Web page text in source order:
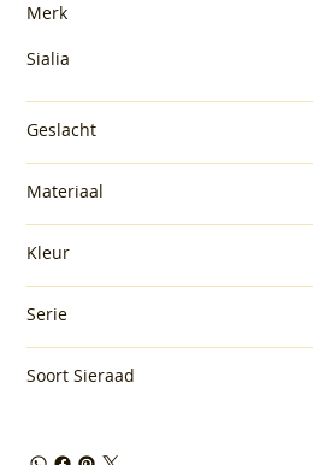
Merk
Sialia
Geslacht
Materiaal
Kleur
Serie
Soort Sieraad